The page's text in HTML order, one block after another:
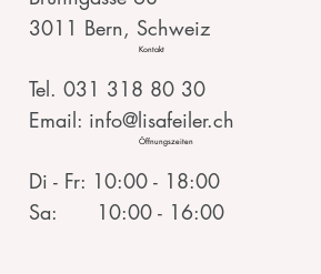
3011 Bern, Schweiz
Kontakt
Tel. 031 318 80 30
Email: info@lisafeiler.ch
Öffnungszeiten
Di - Fr: 10:00 - 18:00
Sa: 10:00 - 16:00